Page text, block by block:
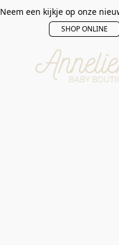
Neem een kijkje op onze
SHOP ONLINE